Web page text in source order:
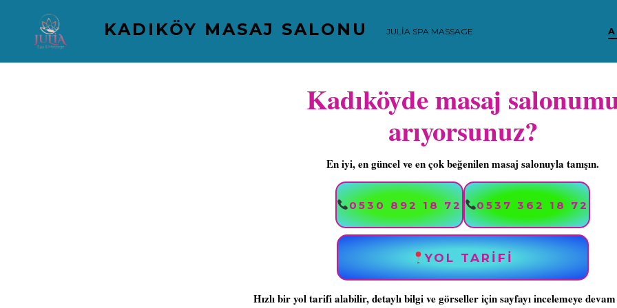
KADIKÖY MASAJ SALONU JULİA SPA MASSAGE
Kadıköyde masaj
arıyorsunuz?
En iyi, en güncel ve en çok beğenilen masaj salonuyla tanışın.
0530 892 18 72 0537 362 18 72
YOL TARIFİ
Hızlı bir yol tarifi alabilir, detaylı bilgi ve görseller için sayfayı incelemeye devam